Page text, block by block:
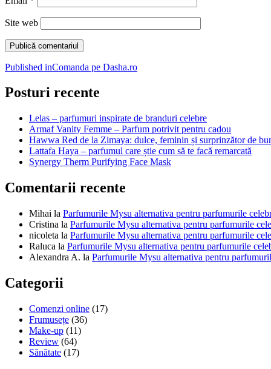
Site web
Navigare
în
articole
Published inComanda pe Dasha.ro
Posturi recente
Lelas – parfumuri inspirate de branduri celebre
Armaf Vanity Femme – Parfum potrivit pentru cadou
Hawwa Red de la Zimaya: dulce, feminin și surprinzător de
Lattafa Haya – parfumul care știe cum să te facă remarcată
Synergy Therm Purifying Face Mask
Comentarii recente
Mihai la Parfumurile Mysu alternativa pentru parfumurile
Cristina la Parfumurile Mysu alternativa pentru parfumurile
nicoleta la Parfumurile Mysu alternativa pentru parfumurile
Raluca la Parfumurile Mysu alternativa pentru parfumurile
Alexandra A. la Parfumurile Mysu alternativa pentru
Categorii
Comenzi online (17)
Frumusețe (36)
Make-up (11)
Review (64)
Sănătate (17)